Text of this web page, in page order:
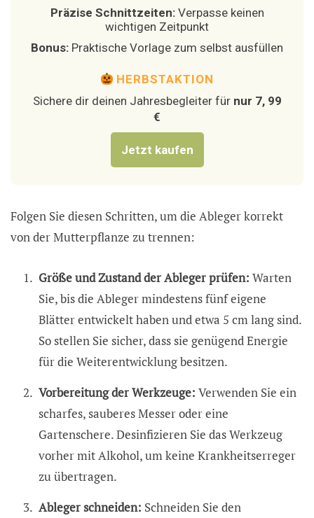
Präzise Schnittzeiten:Verpasse keinen
wichtigen Zeitpunkt
Bonus: Praktische Vorlage zum selbst ausfüllen
HERBSTAKTION
Sichere dir deinen Jahresbegleiter für nur 7, 99
€
Jetzt kaufen
Folgen Sie diesen Schritten, um die Ableger korrekt
von der Mutterpflanze zu trennen:
Größe und Zustand der Ableger prüfen: Warten
Sie, bis die Ableger mindestens fünf eigene
Blätter entwickelt haben und etwa 5 cm lang sind.
So stellen Sie sicher, dass sie genügend Energie
für die Weiterentwicklung besitzen.
Vorbereitung der Werkzeuge: Verwenden Sie ein
scharfes, sauberes Messer oder eine
Gartenschere. Desinfizieren Sie das Werkzeug
vorher mit Alkohol, um keine Krankheitserreger
zu übertragen.
Ableger schneiden: Schneiden Sie den